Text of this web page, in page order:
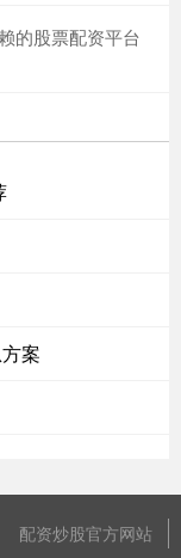
的股票配资平台
案
配资炒股官方网站